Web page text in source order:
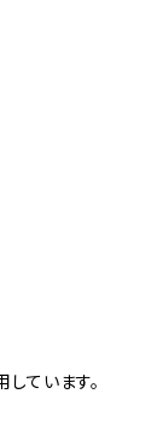
ています。